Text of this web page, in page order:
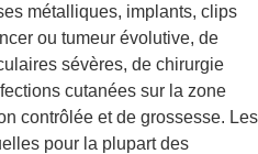
métalliques, implants, clips
ou tumeur évolutive, de
sévères, de chirurgie
cutanées sur la zone
contrôlée et de grossesse. Les
pour la plupart des